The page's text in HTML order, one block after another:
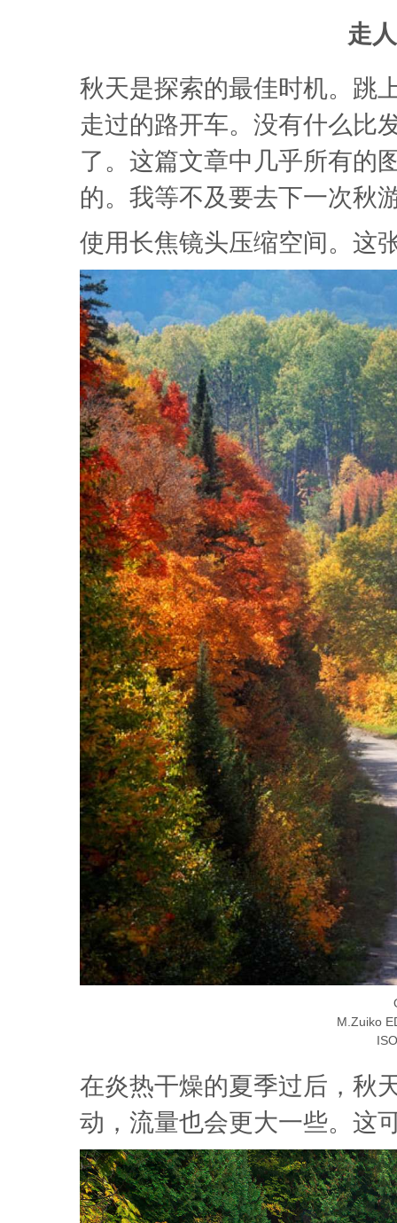
走
秋天是探索的最佳时机。跳
走过的路开车。没有什么比
了。这篇文章中几乎所有的
的。我等不及要去下一次秋
使用长焦镜头压缩空间。这
M.Zuiko
在炎热干燥的夏季过后，秋
动，流量也会更大一些。这